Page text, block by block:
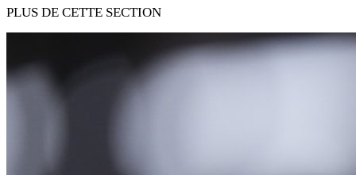
PLUS DE CETTE SECTION